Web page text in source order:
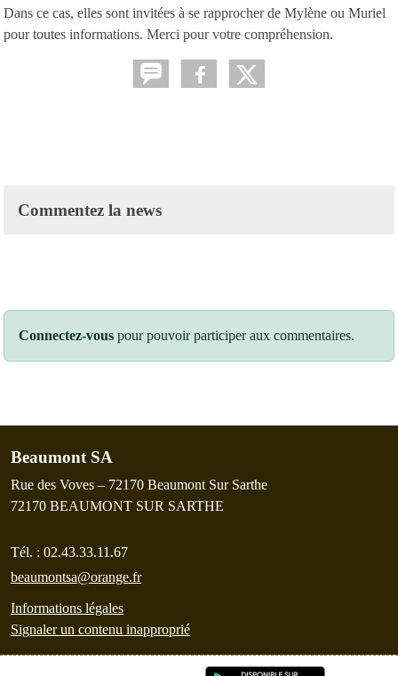
Dans ce cas, elles sont invitées à se rapprocher de Mylène ou Muriel
pour toutes informations. Merci pour votre compréhension.
Commentez la news
Connectez-vous pour pouvoir participer aux commentaires.
Beaumont SA
Rue des Voves – 72170 Beaumont Sur Sarthe
72170 BEAUMONT SUR SARTHE
Tél. : 02.43.33.11.67
beaumontsa@orange.fr
Informations légales
Signaler un contenu inapproprié